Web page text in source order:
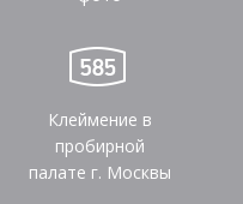
Клеймение в
пробирной
палате г. Москвы